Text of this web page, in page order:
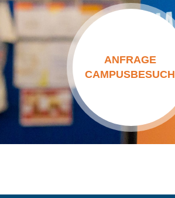
ANFRAGE
CAMPUSBESUCH